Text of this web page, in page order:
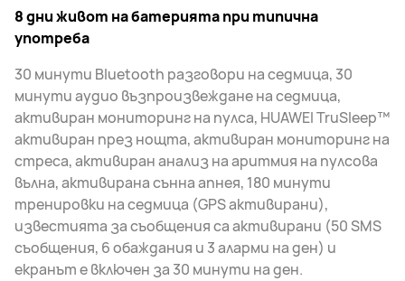
8 дни живот на батерията при типична
употреба
30 минути Bluetooth разговори на седмица, 30
минути аудио възпроизвеждане на седмица,
активиран мониторинг на пулса, HUAWEI TruSleep™
активиран през нощта, активиран мониторинг на
стреса, активиран анализ на аритмия на пулсова
вълна, активирана сънна апнея, 180 минути
тренировки на седмица (GPS активирани),
известията за съобщения са активирани (50 SMS
съобщения, 6 обаждания и 3 аларми на ден) и
екранът е включен за 30 минути на ден.